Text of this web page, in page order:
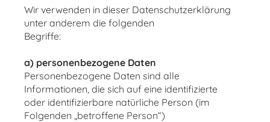
Wir verwenden in dieser Datenschutzerklärung
unter anderem die folgenden
Begriffe:
a) personenbezogene Daten
Personenbezogene Daten sind alle
Informationen, die sich auf eine identifizierte
oder identifizierbare natürliche Person (im
Folgenden „betroffene Person“)